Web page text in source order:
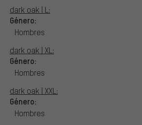
dark oak | L:
Género:
Hombres
dark oak | XL:
Género:
Hombres
dark oak | XXL:
Género:
Hombres